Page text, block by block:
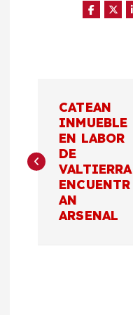
v
CATEAN
INMUEBLE
EN LABOR
DE
VALTIERRA
ENCUENTR
AN
ARSENAL